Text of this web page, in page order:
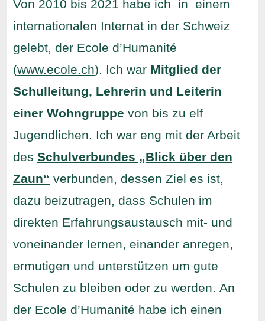
Von 2010 bis 2021 habe ich in einem
internationalen Internat in der Schweiz
gelebt, der Ecole d’Humanité
(www.ecole.ch). Ich war Mitglied der
Schulleitung, Lehrerin und Leiterin
einer Wohngruppe von bis zu elf
Jugendlichen. Ich war eng mit der Arbeit
des Schulverbundes „Blick über den
Zaun“ verbunden, dessen Ziel es ist,
dazu beizutragen, dass Schulen im
direkten Erfahrungsaustausch mit- und
voneinander lernen, einander anregen,
ermutigen und unterstützen um gute
Schulen zu bleiben oder zu werden. An
der Ecole d’Humanité habe ich einen